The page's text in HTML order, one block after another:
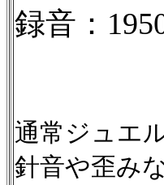
録音：
通常ジュエ
針音や歪み